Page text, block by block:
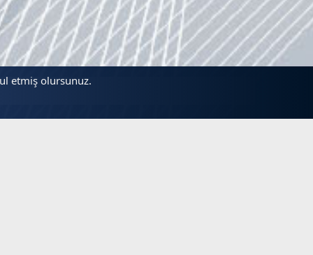
etmiş olursunuz.